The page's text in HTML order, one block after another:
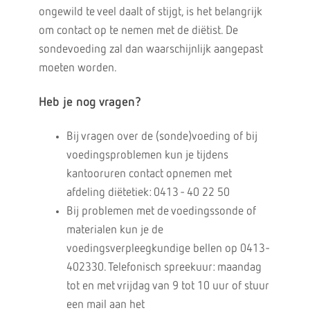
ongewild te veel daalt of stijgt, is het belangrijk
om contact op te nemen met de diëtist. De
sondevoeding zal dan waarschijnlijk aangepast
moeten worden.
Heb je nog vragen?
Bij vragen over de (sonde)voeding of bij
voedingsproblemen kun je tijdens
kantooruren contact opnemen met
afdeling diëtetiek: 0413 - 40 22 50
Bij problemen met de voedingssonde of
materialen kun je de
voedingsverpleegkundige bellen op 0413-
402330. Telefonisch spreekuur: maandag
tot en met vrijdag van 9 tot 10 uur of stuur
een mail aan het